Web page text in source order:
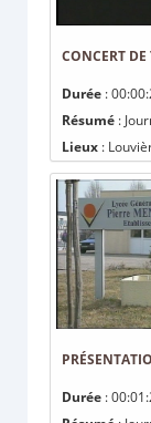
CONCERT
Durée :
Résumé :
Lieux :
Durée :